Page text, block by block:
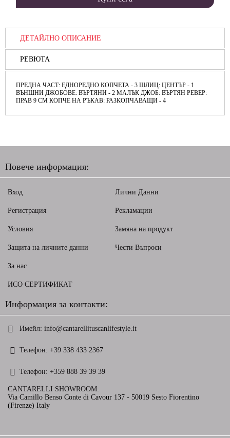
ДЕТАЙЛНО ОПИСАНИЕ
РЕВЮТА
ПРЕДНА ЧАСТ: ЕДНОРЕДНО КОПЧЕТА - 3 ШЛИЦ: ЦЕНТЪР - 1
ВЪНШНИ ДЖОБОВЕ: ВЪРТЯНИ - 2 МАЛЪК ДЖОБ: ВЪРТЯН РЕВЕР:
ПРАВ 9 СМ КОПЧЕ НА РЪКАВ: РАЗКОПЧАВАЩИ - 4
Повече информация:
Вход
Регистрация
Условия
Защита на личните данни
Лични Данни
Рекламации
Замяна на продукт
Чести Въпроси
За нас
ИСО СЕРТИФИКАТ
Информация за контакти:
Имейл: info@cantarellituscanlifestyle.it
Телефон: +39 338 433 2367
Телефон: +359 888 39 39 39
CANTARELLI SHOWROOM:
Via Camillo Benso Conte di Cavour 137 - 50019 Sesto Fiorentino
(Firenze) Italy